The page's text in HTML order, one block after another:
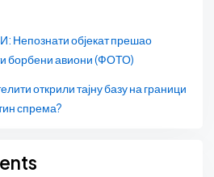
објекат прешао
борбени авиони (ФОТО)
открили тајну базу на граници
спрема?